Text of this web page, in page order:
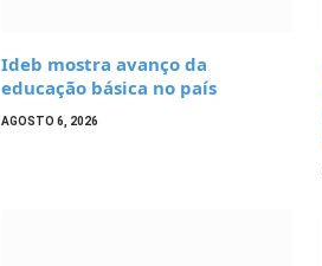
Ideb mostra avanço da
educação básica no país
AGOSTO 6, 2026